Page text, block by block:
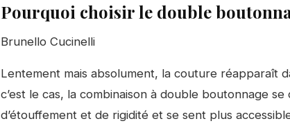
Pourquoi choisir le double
Brunello Cucinelli
Lentement mais absolument, la couture réapparaît
c’est le cas, la combinaison à double boutonnage
d’étouffement et de rigidité et se sent plus